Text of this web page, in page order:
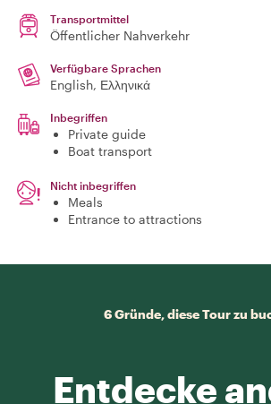
Transportmittel
Öffentlicher Nahverkehr
Verfügbare Sprachen
English, Ελληνικά
Inbegriffen
Private guide
Boat transport
Nicht inbegriffen
Meals
Entrance to attractions
6 Gründe, diese Tour zu
Entdecke